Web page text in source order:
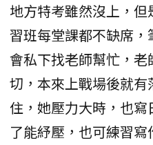
地方特考雖然沒上，
習班每堂課都不缺席
會私下找老師幫忙，
切，本來上戰場後就
住，她壓力大時，也
了能紓壓，也可練習寫